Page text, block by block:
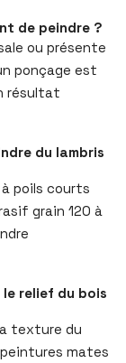
de peindre ?
ou présente
ponçage est
résultat
du lambris
poils courts
grain 120 à
relief du bois
texture du
mates